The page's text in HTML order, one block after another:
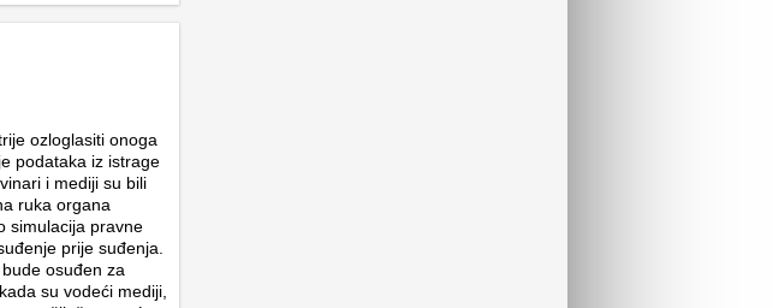
ozloglasiti onoga
podataka iz istrage
i mediji su bili
ruka organa
simulacija pravne
prije suđenja.
osuđen za
su vodeći mediji,